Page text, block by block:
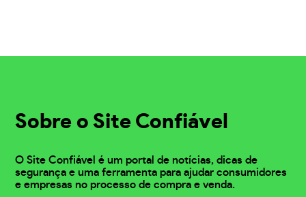
Sobre o Site Confiável
O Site Confiável é um portal de notícias, dicas de
segurança e uma ferramenta para ajudar consumidores
e empresas no processo de compra e venda.